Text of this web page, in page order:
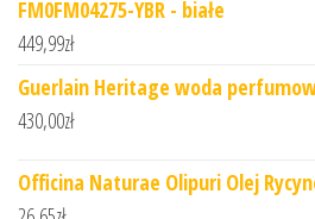
FM0FM04275-YBR - białe
449,99zł
Guerlain Heritage woda
430,00zł
Officina Naturae Olipuri Olej